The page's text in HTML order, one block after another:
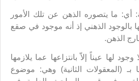
أي: ما يتصوره الذهن عن تلك الأمور
بالوجود الذهني إذ أنه موجود في صقع
الذهن.
وجود لها عيناً إلاّ بانتزاعها عما يلازمها
بـ (المعقولات الثانية) وهي: موضوع